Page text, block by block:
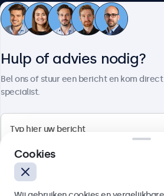
Klantenservice
Hulp of advies nodig?
Bel ons of stuur een bericht en kom
specialist.
Cookies